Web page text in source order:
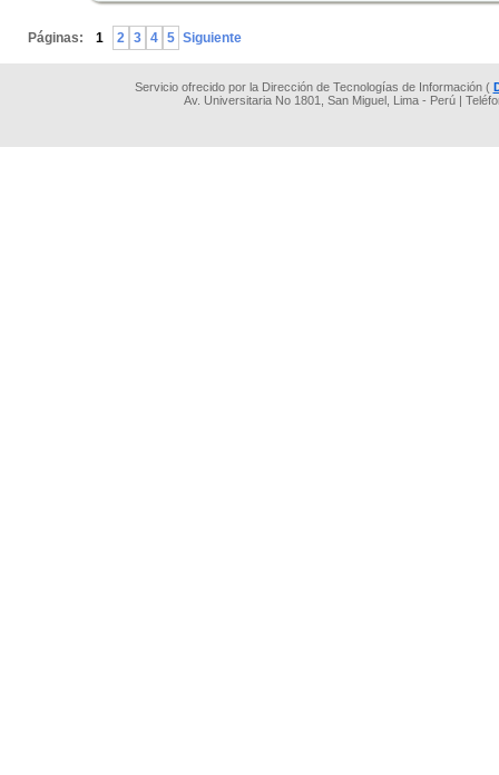
Páginas: 1 2 3 4 5 Siguiente
Servicio ofrecido por la Dirección de Tecnologías de Información (
Av. Universitaria No 1801, San Miguel, Lima - Perú |